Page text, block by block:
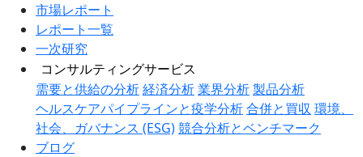
市場レポート
レポート一覧
一次研究
コンサルティングサービス
需要と供給の分析経済分析業界分析製品分析
ヘルスケアパイプラインと疫学分析合併と買収 環境、
社会、ガバナンス (ESG)競合分析とベンチマーク
ブログ